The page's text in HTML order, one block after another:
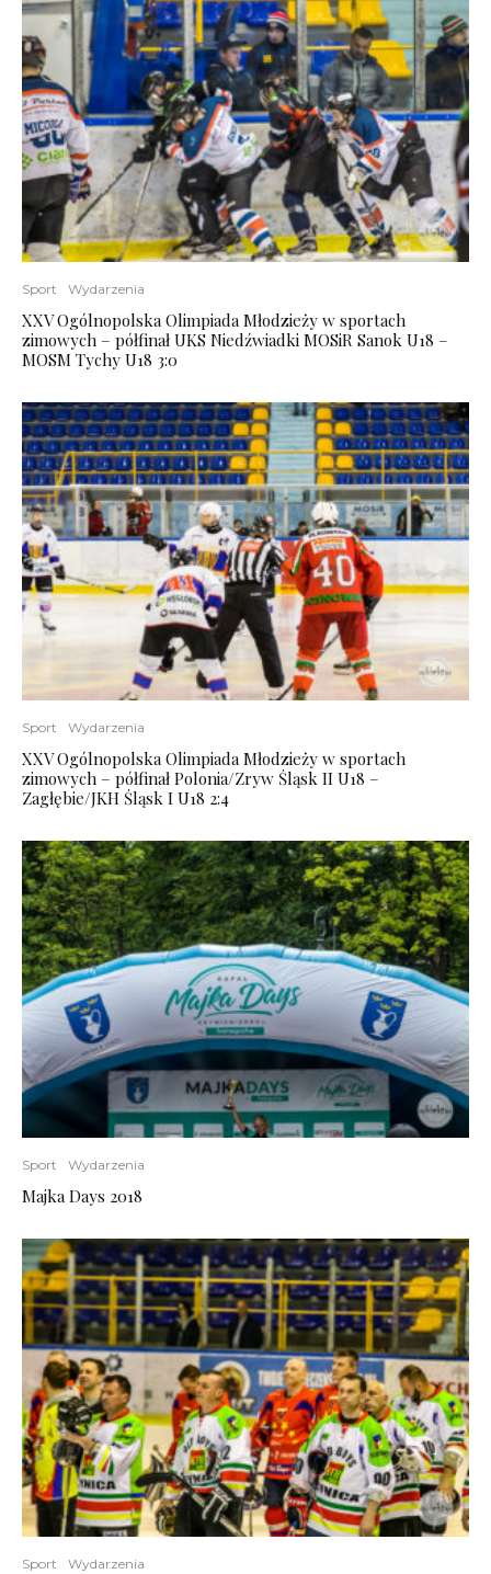
Sport Wydarzenia
XXV Ogólnopolska Olimpiada Młodzieży w sportach
zimowych – półfinał UKS Niedźwiadki MOSiR Sanok U18 –
MOSM Tychy U18 3:0
Sport Wydarzenia
XXV Ogólnopolska Olimpiada Młodzieży w sportach
zimowych – półfinał Polonia/Zryw Śląsk II U18 –
Zagłębie/JKH Śląsk I U18 2:4
Sport Wydarzenia
Majka Days 2018
Sport Wydarzenia